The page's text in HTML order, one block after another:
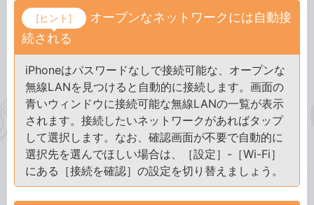
[ヒント]
オープンなネットワークには自動接
続される
iPhoneはパスワードなしで接続可能な、オープンな
無線LANを見つけると自動的に接続します。画面の
青いウィンドウに接続可能な無線LANの一覧が表示
されます。接続したいネットワークがあればタップ
して選択します。なお、確認画面が不要で自動的に
選択先を選んでほしい場合は、［設定］-［Wi-Fi］
にある［接続を確認］の設定を切り替えましょう。